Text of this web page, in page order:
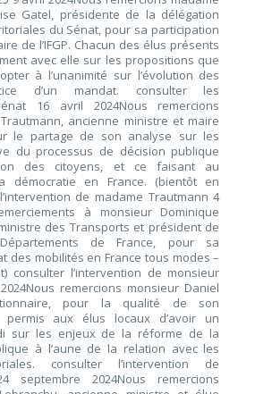
Gatel, présidente de la délégation
du Sénat, pour sa participation
de l’IFGP. Chacun des élus présents
avec elle sur les propositions que
à l’unanimité sur l’évolution des
d’un mandat. consulter les
16 avril 2024Nous remercions
ancienne ministre et maire
le partage de son analyse sur les
du processus de décision publique
des citoyens, et ce faisant au
démocratie en France. (bientôt en
de madame Trautmann 4
à monsieur Dominique
des Transports et président de
de France, pour sa
des mobilités en France tous modes –
consulter l’intervention de monsieur
remercions monsieur Daniel
pour la qualité de son
aux élus locaux d’avoir un
sur les enjeux de la réforme de la
à l’aune de la relation avec les
consulter l’intervention de
septembre 2024Nous remercions